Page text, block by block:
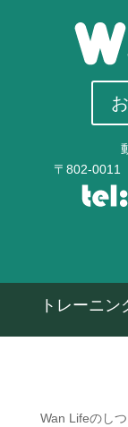
〒802-0011
トレーニン
Wan Lifeのし